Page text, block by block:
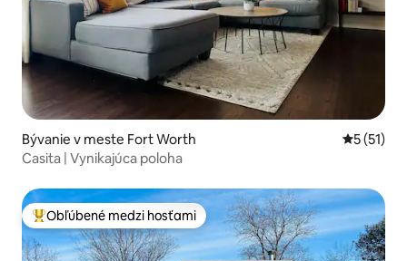
Bývanie v meste Fort Worth
5 (51)
Casita | Vynikajúca poloha
Najobľúbenejšie medzi hosťami
Obľúbené medzi hosťami